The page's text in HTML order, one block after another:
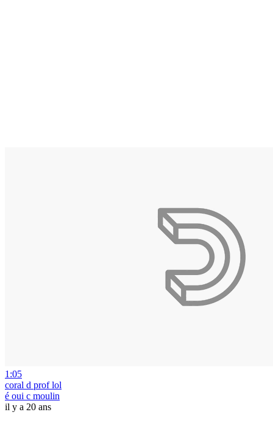
1:05
coral d prof lol
é oui c moulin
il y a 20 ans